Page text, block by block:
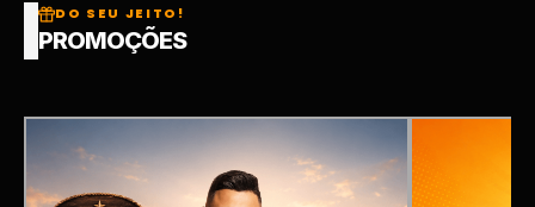
DO SEU JEITO!
PROMOÇÕES